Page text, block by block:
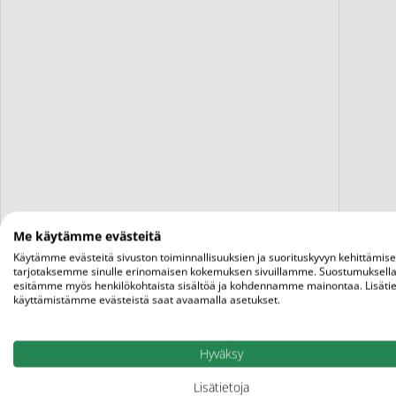
Me käytämme evästeitä
Käytämme evästeitä sivuston toiminnallisuuksien ja suorituskyvyn
tarjotaksemme sinulle erinomaisen kokemuksen sivuillamme.
esitämme myös henkilökohtaista sisältöä ja kohdennamme mainontaa.
käyttämistämme evästeistä saat avaamalla asetukset.
Hyväksy
Lisätietoja